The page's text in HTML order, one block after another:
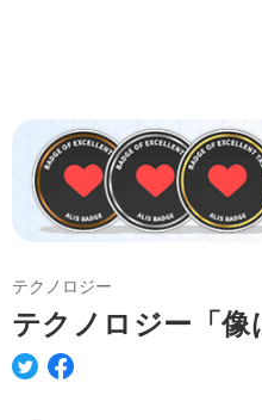
テクノロジー
テクノロジー「像